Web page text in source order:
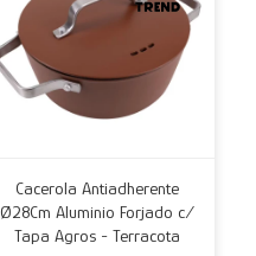
Cacerola Antiadherente
Ø28Cm Aluminio Forjado c/
Tapa Agros - Terracota